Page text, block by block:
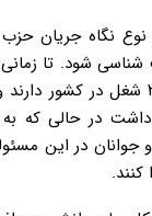
نگاه جریان
شود. تا
جوانان در این